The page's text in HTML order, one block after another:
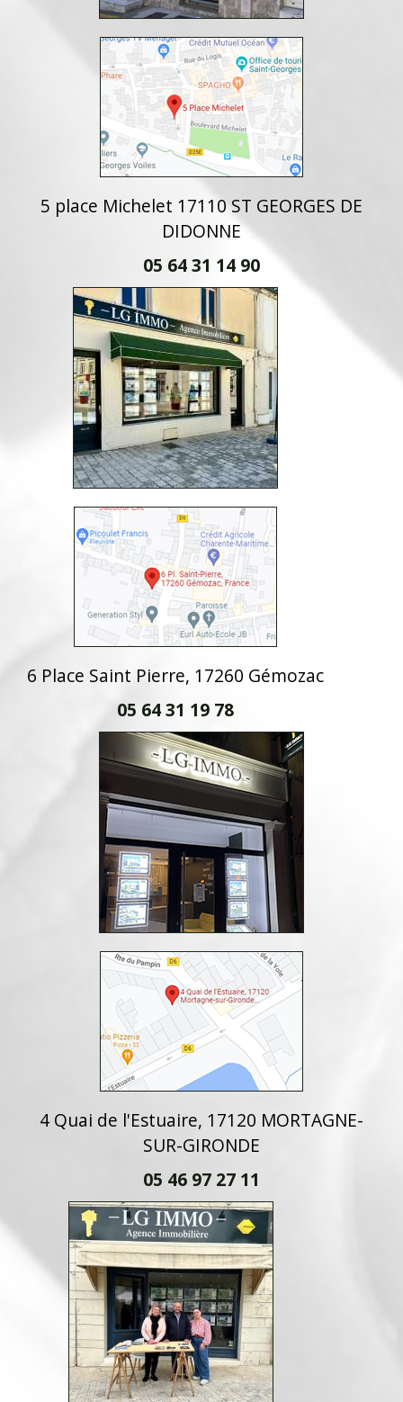
5 place Michelet 17110 ST GEORGES DE
DIDONNE
05 64 31 14 90
6 Place Saint Pierre, 17260 Gémozac
05 64 31 19 78
4 Quai de l'Estuaire, 17120 MORTAGNE-
SUR-GIRONDE
05 46 97 27 11